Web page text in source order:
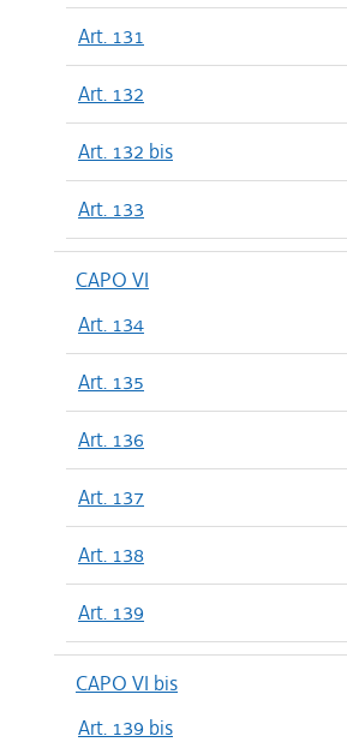
Art. 131
Art. 132
Art. 132 bis
Art. 133
CAPO VI
Art. 134
Art. 135
Art. 136
Art. 137
Art. 138
Art. 139
CAPO VI bis
Art. 139 bis